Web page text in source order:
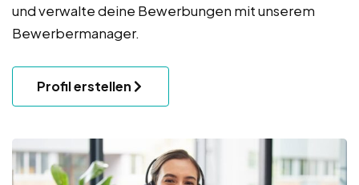
und verwalte deine Bewerbungen mit unserem
Bewerbermanager.
Profil erstellen